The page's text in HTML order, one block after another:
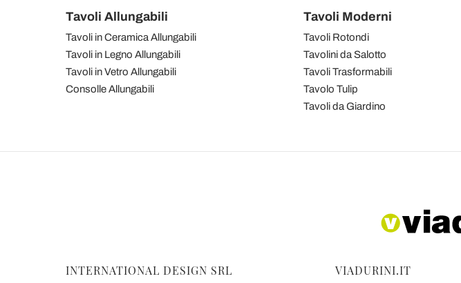
Tavoli Allungabili
Tavoli in Ceramica Allungabili
Tavoli in Legno Allungabili
Tavoli in Vetro Allungabili
Consolle Allungabili
Tavoli Moderni
Tavoli Rotondi
Tavolini da Salotto
Tavoli Trasformabili
Tavolo Tulip
Tavoli da Giardino
INTERNATIONAL DESIGN SRL VIADURINI.IT